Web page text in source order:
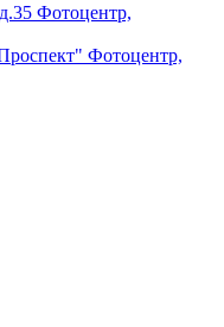
Фотоцентр,
Фотоцентр,